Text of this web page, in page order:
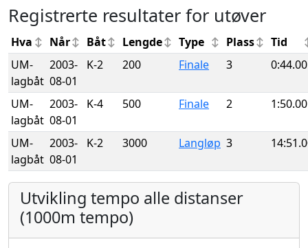
Registrerte resultater for utøver
Hva Når Båt Lengde Type Plass
Tid
UM-
lagbåt
2003-
08-01
K-2 200 Finale 3 0:44.00
UM-
lagbåt
2003-
08-01
K-4 500 Finale 2 1:50.00
UM-
lagbåt
2003-
08-01
K-2 3000 Langløp 3
Utvikling tempo alle distanser
(1000m tempo)